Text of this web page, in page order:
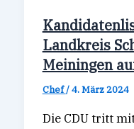
Landkreis
Meiningen
Chef/4. März 2024
Die CDU tritt